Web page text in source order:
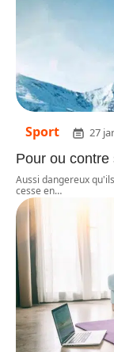
Sport 27
Pour ou
Aussi dangereux
cesse en…